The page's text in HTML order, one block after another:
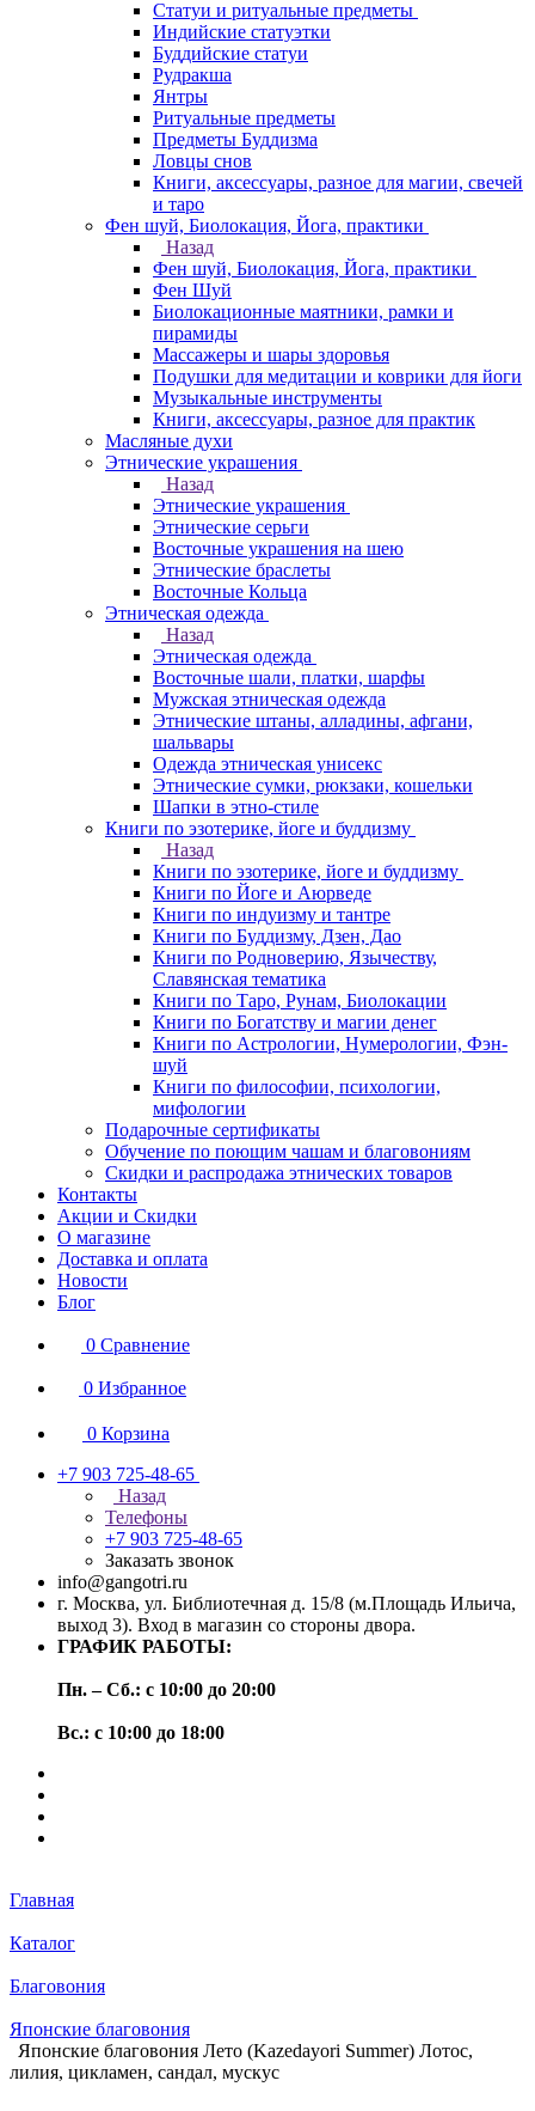
Статуи и ритуальные предметы
Индийские статуэтки
Буддийские статуи
Рудракша
Янтры
Ритуальные предметы
Предметы Буддизма
Ловцы снов
Книги, аксессуары, разное для магии, свечей
и таро
Фен шуй, Биолокация, Йога, практики
Назад
Фен шуй, Биолокация, Йога, практики
Фен Шуй
Биолокационные маятники, рамки и
пирамиды
Массажеры и шары здоровья
Подушки для медитации и коврики для йоги
Музыкальные инструменты
Книги, аксессуары, разное для практик
Масляные духи
Этнические украшения
Назад
Этнические украшения
Этнические серьги
Восточные украшения на шею
Этнические браслеты
Восточные Кольца
Этническая одежда
Назад
Этническая одежда
Восточные шали, платки, шарфы
Мужская этническая одежда
Этнические штаны, алладины, афгани,
шальвары
Одежда этническая унисекс
Этнические сумки, рюкзаки, кошельки
Шапки в этно-стиле
Книги по эзотерике, йоге и буддизму
Назад
Книги по эзотерике, йоге и буддизму
Книги по Йоге и Аюрведе
Книги по индуизму и тантре
Книги по Буддизму, Дзен, Дао
Книги по Родноверию, Язычеству,
Славянская тематика
Книги по Таро, Рунам, Биолокации
Книги по Богатству и магии денег
Книги по Астрологии, Нумерологии, Фэн-
шуй
Книги по философии, психологии,
мифологии
Подарочные сертификаты
Обучение по поющим чашам и благовониям
Скидки и распродажа этнических товаров
Контакты
Акции и Скидки
О магазине
Доставка и оплата
Новости
Блог
0 Сравнение
0 Избранное
0 Корзина
+7 903 725-48-65
Назад
Телефоны
+7 903 725-48-65
Заказать звонок
info@gangotri.ru
г. Москва, ул. Библиотечная д. 15/8 (м.Площадь Ильича,
выход 3). Вход в магазин со стороны двора.
ГРАФИК РАБОТЫ:
Пн. – Сб.: с 10:00 до 20:00
Вс.: с 10:00 до 18:00
Главная
Каталог
Благовония
Японские благовония
Японские благовония Лето (Kazedayori Summer) Лотос,
лилия, цикламен, сандал, мускус